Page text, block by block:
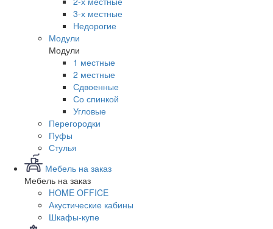
3-х местные
Недорогие
Модули
Модули
1 местные
2 местные
Сдвоенные
Со спинкой
Угловые
Перегородки
Пуфы
Стулья
Мебель на заказ
Мебель на заказ
HOME OFFICE
Акустические кабины
Шкафы-купе